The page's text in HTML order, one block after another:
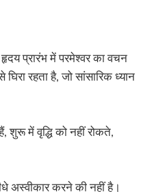
प्रारंभ में परमेश्वर का वचन
रहता है, जो सांसारिक ध्यान
में वृद्धि को नहीं रोकते,
अस्वीकार करने की नहीं है।